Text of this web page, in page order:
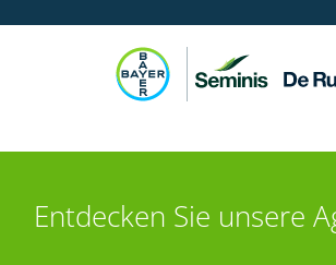
Entdecken Sie unsere